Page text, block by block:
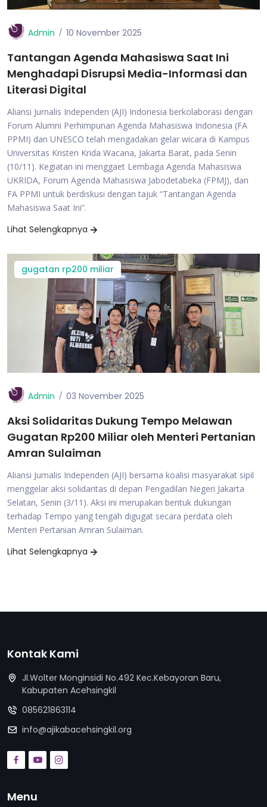
Admin 10 November 2025
Tantangan Agenda Mahasiswa Saat Ini
Menghadapi Disrupsi Media-Informasi dan
Literasi Digital
Aliansi Jurnalis Independen (AJI) Indonesia berkolaborasi dengan
Forum Alumni Perhimpunan Agenda Mahasiswa Indonesia (FA
PPMI) dan UNESCO telah mengadakan gelar wicara di Kampus
Universitas Kristen Krida Wacana, Jakarta Barat, pada Senin
(10/11). Kegiatan ini menggaet Lembaga Agenda Mahasiswa
UKRIDA, Forum Agenda Mahasiswa Jabodetabeka (FPMJ), dan
FA PPMI untuk berdiskusi dengan tajuk “Tantangan Agenda
Mahasiswa Saat Ini”.
Lihat Selengkapnya
gugatan rp200 miliar
Admin 03 November 2025
Aksi Solidaritas Dukung Tempo Melawan
Gugatan Rp200 Miliar oleh Menteri Pertanian
Amran Sulaiman
Aliansi Jurnalis Independen (AJI) bersama koalisi masyarakat sipil
menggelar aksi solidaritas di depan Pengadilan Negeri Jakarta
Selatan, Senin (3/11). Aksi ini merupakan bentuk dukungan
terhadap Tempo yang tengah digugat secara perdata oleh
Menteri Pertanian Amran Sulaiman.
Lihat Selengkapnya
Kontak Kami
Jl.Wolter Monginsidi No.492 Kec.Kebayoran Baru,
Kabupaten Acehsingkil
085621863114
info@ajikabacehsingkil.org
Menu